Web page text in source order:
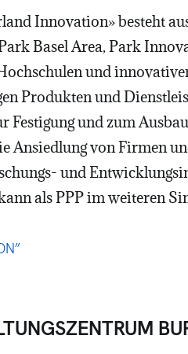
Innovation» besteht
Basel Area, Park
und
Produkten und
und zum
Ansiedlung von Firmen
und
als PPP im weiteren